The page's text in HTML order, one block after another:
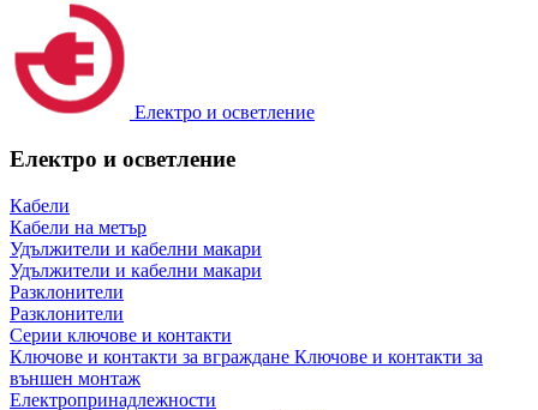
Електро и осветление
Електро и осветление
Кабели
Кабели на метър
Удължители и кабелни макари
Удължители и кабелни макари
Разклонители
Разклонители
Серии ключове и контакти
Ключове и контакти за вграждане Ключове и контакти за
външен монтаж
Електропринадлежности